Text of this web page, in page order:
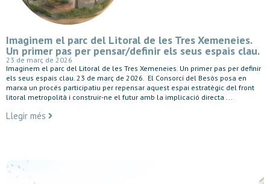
Imaginem el parc del Litoral de les Tres Xemeneies.
Un primer pas per pensar/definir els seus espais clau.
23 de març de 2026
Imaginem el parc del Litoral de les Tres Xemeneies. Un primer pas per definir
els seus espais clau. 23 de març de 2026. El Consorci del Besòs posa en
marxa un procés participatiu per repensar aquest espai estratègic del front
litoral metropolità i construir-ne el futur amb la implicació directa ...
Llegir més